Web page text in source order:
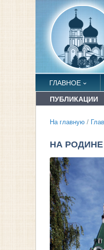
ГЛАВНОЕ
ПУБЛИКАЦИИ
На главную /
НА